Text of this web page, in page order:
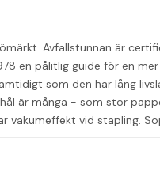
Avfallstunnan är
en pålitlig guide för en
som den har lång
är många - som stor
vakumeffekt vid stapling.